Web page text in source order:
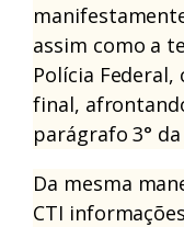
assim como a
Polícia
final,
parágrafo 3° da
Da mesma
CTI